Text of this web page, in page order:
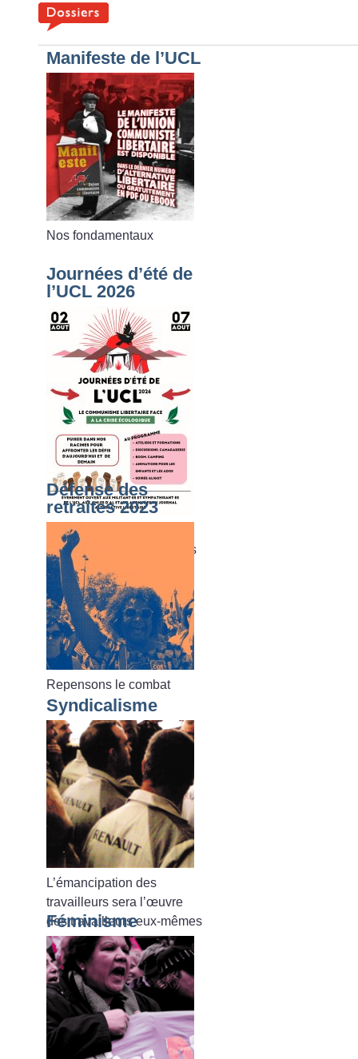
Manifeste de l’UCL
Nos fondamentaux
Journées d’été de
l’UCL 2026
Du dimanche 02 août au
vendredi 07 août 2026, les
journées d’été de l’UCL
Défense des
retraites 2023
Repensons le combat
Syndicalisme
L’émancipation des
travailleurs sera l’œuvre
des travailleurs eux-mêmes
Féminisme